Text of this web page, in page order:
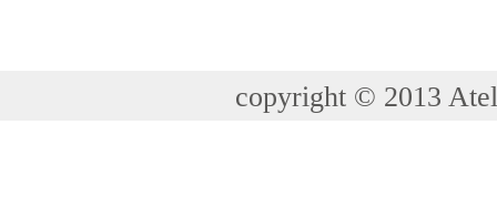
copyright © 2013